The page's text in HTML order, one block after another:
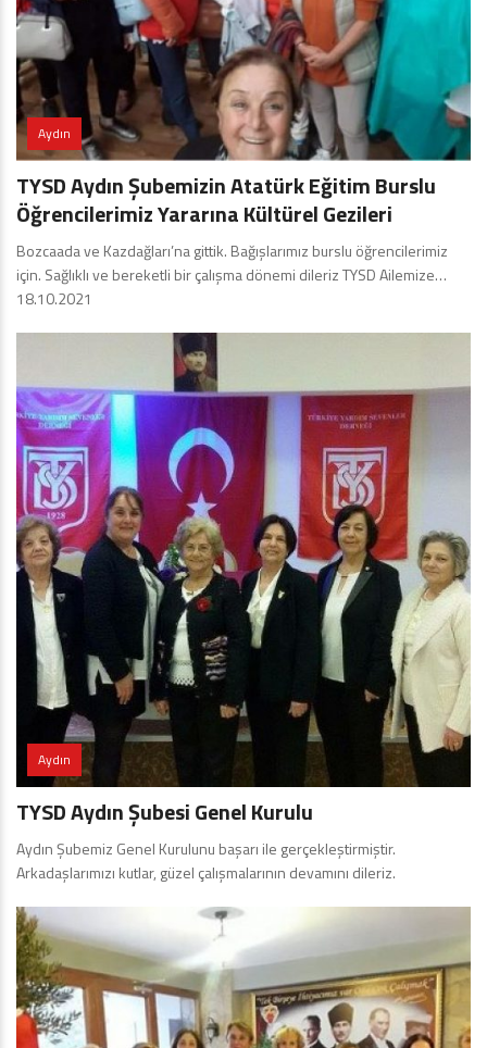
Aydın
TYSD Aydın Şubemizin Atatürk Eğitim Burslu
Öğrencilerimiz Yararına Kültürel Gezileri
Bozcaada ve Kazdağları’na gittik. Bağışlarımız burslu öğrencilerimiz
için. Sağlıklı ve bereketli bir çalışma dönemi dileriz TYSD Ailemize…
18.10.2021
Aydın
TYSD Aydın Şubesi Genel Kurulu
Aydın Şubemiz Genel Kurulunu başarı ile gerçekleştirmiştir.
Arkadaşlarımızı kutlar, güzel çalışmalarının devamını dileriz.